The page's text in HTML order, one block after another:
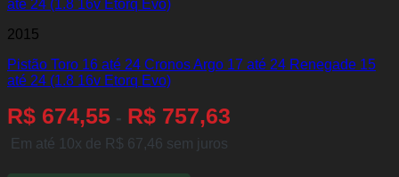
2015
Pistão Toro 16 até 24 Cronos Argo 17 até 24 Renegade 15
até 24 (1.8 16v Etorq Evo)
R$ 674,55 - R$ 757,63
Em até 10x de R$ 67,46 sem juros